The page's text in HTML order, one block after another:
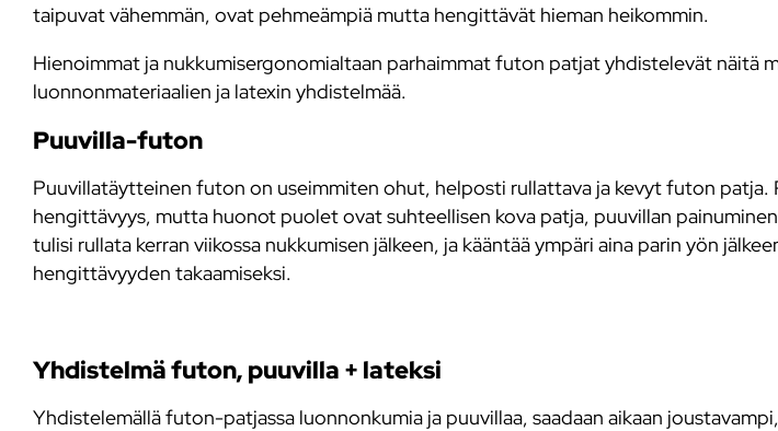
taipuvat vähemmän, ovat pehmeämpiä mutta hengittävät hieman heikommin.
Hienoimmat ja nukkumisergonomialtaan parhaimmat futon patjat yhdistelevät näitä
luonnonmateriaalien ja latexin yhdistelmää.
Puuvilla-futon
Puuvillatäytteinen futon on useimmiten ohut, helposti rullattava ja kevyt futon patja.
hengittävyys, mutta huonot puolet ovat suhteellisen kova patja, puuvillan
tulisi rullata kerran viikossa nukkumisen jälkeen, ja kääntää ympäri aina parin yön
hengittävyyden takaamiseksi.
Yhdistelmä futon, puuvilla + lateksi
Yhdistelemällä futon-patjassa luonnonkumia ja puuvillaa, saadaan aikaan